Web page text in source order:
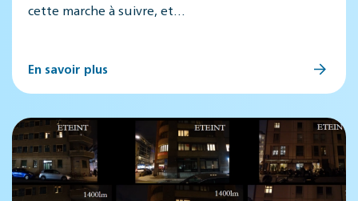
cette marche à suivre, et…
En savoir plus